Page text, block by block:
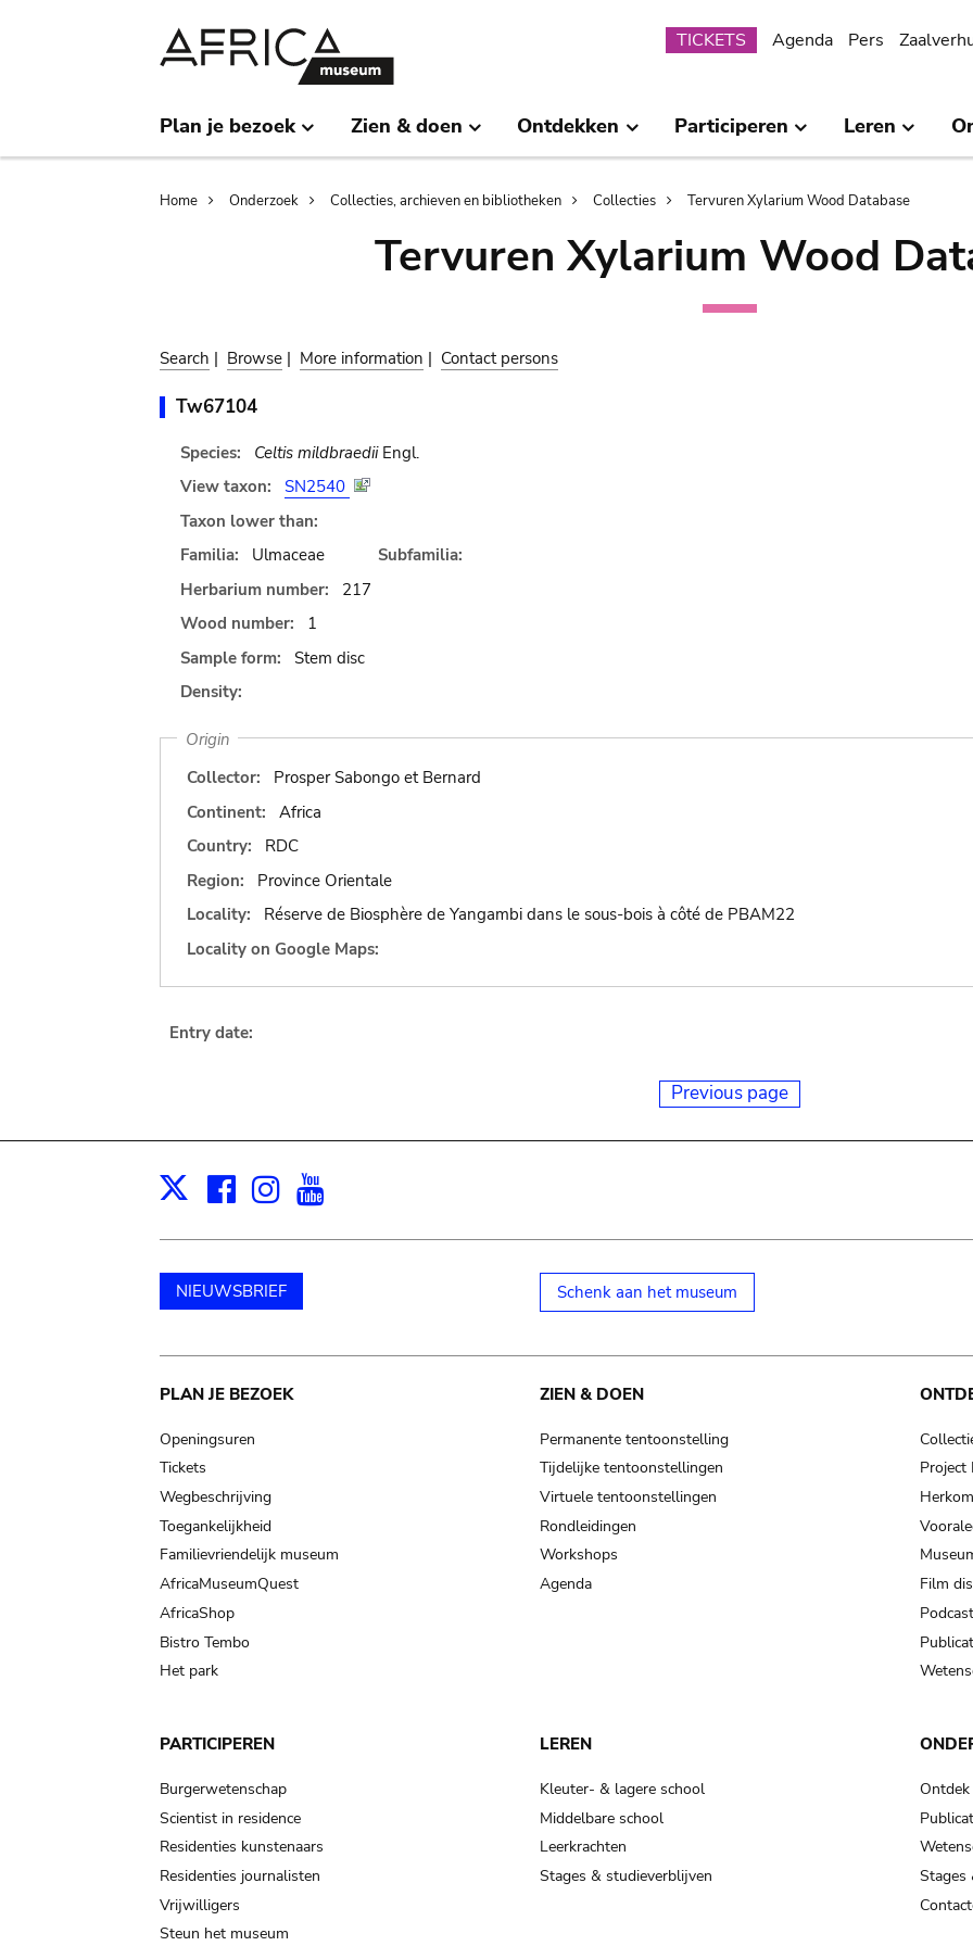
Submenu
TICKETS Agenda Pers
Plan je bezoek Zien & doen Ontdekken Participeren Leren
Breadcrumb
Home Onderzoek Collecties, archieven en bibliotheken Collecties Tervuren Xylarium Wood Database
Tervuren Xylarium Wood
Search | Browse | More information | Contact persons
Tw67104
Species: Celtis mildbraediiEngl.
View taxon:
SN2540
Taxon lower than:
Familia:
Ulmaceae
Subfamilia:
Herbarium number:
217
Wood number:
1
Sample form:
Stem disc
Density:
Origin
Collector:
Prosper Sabongo et Bernard
Continent:
Africa
Country:
RDC
Region:
Province Orientale
Locality:
Réserve de Biosphère de Yangambi dans le sous-bois à côté de PBAM22
Locality on Google Maps:
Entry date:
Previous page
X Facebook
Instagram
NIEUWSBRIEF Schenk aan het museum
Main
navigation
PLAN JE BEZOEK
Openingsuren
Tickets
Wegbeschrijving
Toegankelijkheid
Familievriendelijk museum
AfricaMuseumQuest
AfricaShop
Bistro Tembo
Het park
ZIEN & DOEN
Permanente tentoonstelling
Tijdelijke tentoonstellingen
Virtuele tentoonstellingen
Rondleidingen
Workshops
Agenda
Project
Film
PARTICIPEREN
Burgerwetenschap
Scientist in residence
Residenties kunstenaars
Residenties journalisten
Vrijwilligers
Steun het museum
LEREN
Kleuter- & lagere school
Middelbare school
Leerkrachten
Stages & studieverblijven
Stages